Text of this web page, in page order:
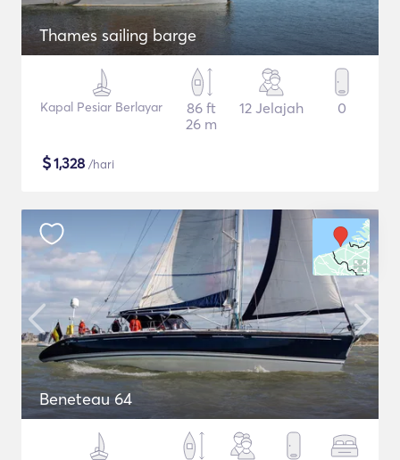
Thames sailing barge
Kapal Pesiar Berlayar
86 ft
26 m
12 Jelajah 0
$1,328 /hari
Beneteau 64